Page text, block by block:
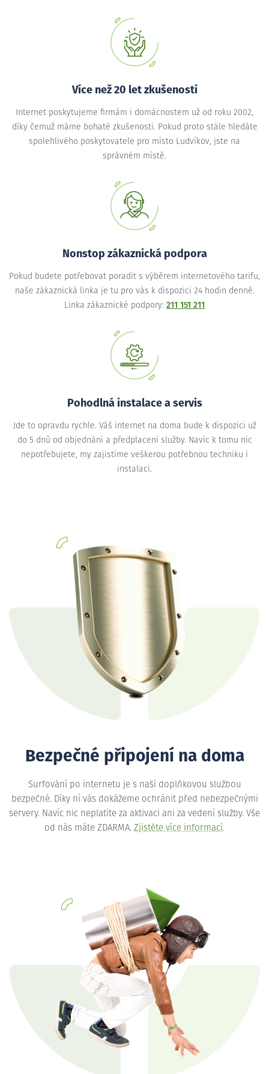
Více než 20 let zkušeností
Internet poskytujeme firmám i domácnostem už od roku 2002,
díky čemuž máme bohaté zkušenosti. Pokud proto stále hledáte
spolehlivého poskytovatele pro místo Ludvíkov, jste na
správném místě.
Nonstop zákaznická podpora
Pokud budete potřebovat poradit s výběrem internetového tarifu,
naše zákaznická linka je tu pro vás k dispozici 24 hodin denně.
Linka zákaznické podpory: 211 151 211
Pohodlná instalace a servis
Jde to opravdu rychle. Váš internet na doma bude k dispozici už
do 5 dnů od objednání a předplacení služby. Navíc k tomu nic
nepotřebujete, my zajistíme veškerou potřebnou techniku i
instalaci.
Bezpečné připojení na doma
Surfování po internetu je s naší doplňkovou službou
bezpečné. Díky ní vás dokážeme ochránit před nebezpečnými
servery. Navíc nic neplatíte za aktivaci ani za vedení služby. Vše
od nás máte ZDARMA. Zjistěte více informací.